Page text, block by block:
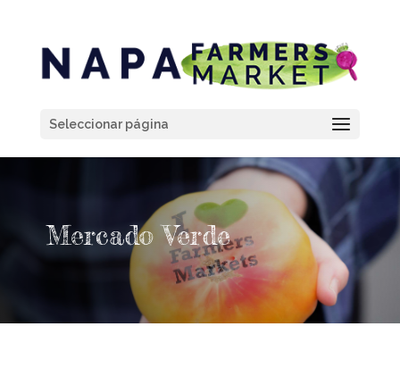
Seleccionar página
Mercado Verde